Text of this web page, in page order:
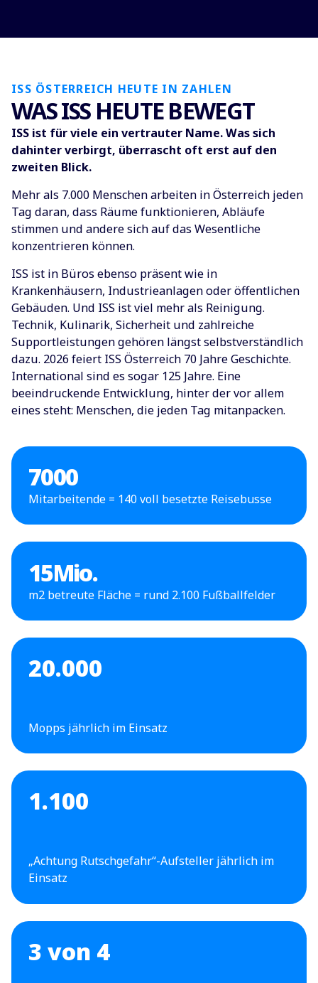
2017 & 2024
Wir starten mit taste‘njoy – zuerst in der
Betriebsgastronomie, 7 Jahre später folgt der
nächste Schritt: Eventcatering für besondere
Anlässe.
2024 & 2026
Mit der Übernahme von medserv wächst unsere
Kompetenz im Gesundheitswesen. Nur zwei Jahre
Landeskliniken als größter Neukunde allerzeiten
Geschichte.
2026
Wir feiern doppelt: 70 Jahre ISS Österreich& 125
Jahre ISS weltweit.
ISS ÖSTERREICH HEUTE IN ZAHLEN
WAS ISS HEUTE BEWEGT
ISS ist für viele ein vertrauter Name. Was sich
dahinter verbirgt, überrascht oft erst auf den
zweiten Blick.
Mehr als 7.000 Menschen arbeiten in Österreich jeden
Tag daran, dass Räume funktionieren, Abläufe
stimmen und andere sich auf das Wesentliche
konzentrieren können.
ISS ist in Büros ebenso präsent wie in
Krankenhäusern, Industrieanlagen oder öffentlichen
Gebäuden. Und ISS ist viel mehr als Reinigung.
Technik, Kulinarik, Sicherheit und zahlreiche
Supportleistungen gehören längst selbstverständlich
dazu. 2026 feiert ISS Österreich 70 Jahre Geschichte.
International sind es sogar 125 Jahre. Eine
beeindruckende Entwicklung, hinter der vor allem
eines steht: Menschen, die jeden Tag mitanpacken.
7000
Mitarbeitende = 140 voll besetzte Reisebusse
15Mio.
m2 betreute Fläche = rund 2.100 Fußballfelder
20.000
Mopps jährlich im Einsatz
1.100
„Achtung Rutschgefahr“-Aufsteller jährlich im
Einsatz
3 von 4